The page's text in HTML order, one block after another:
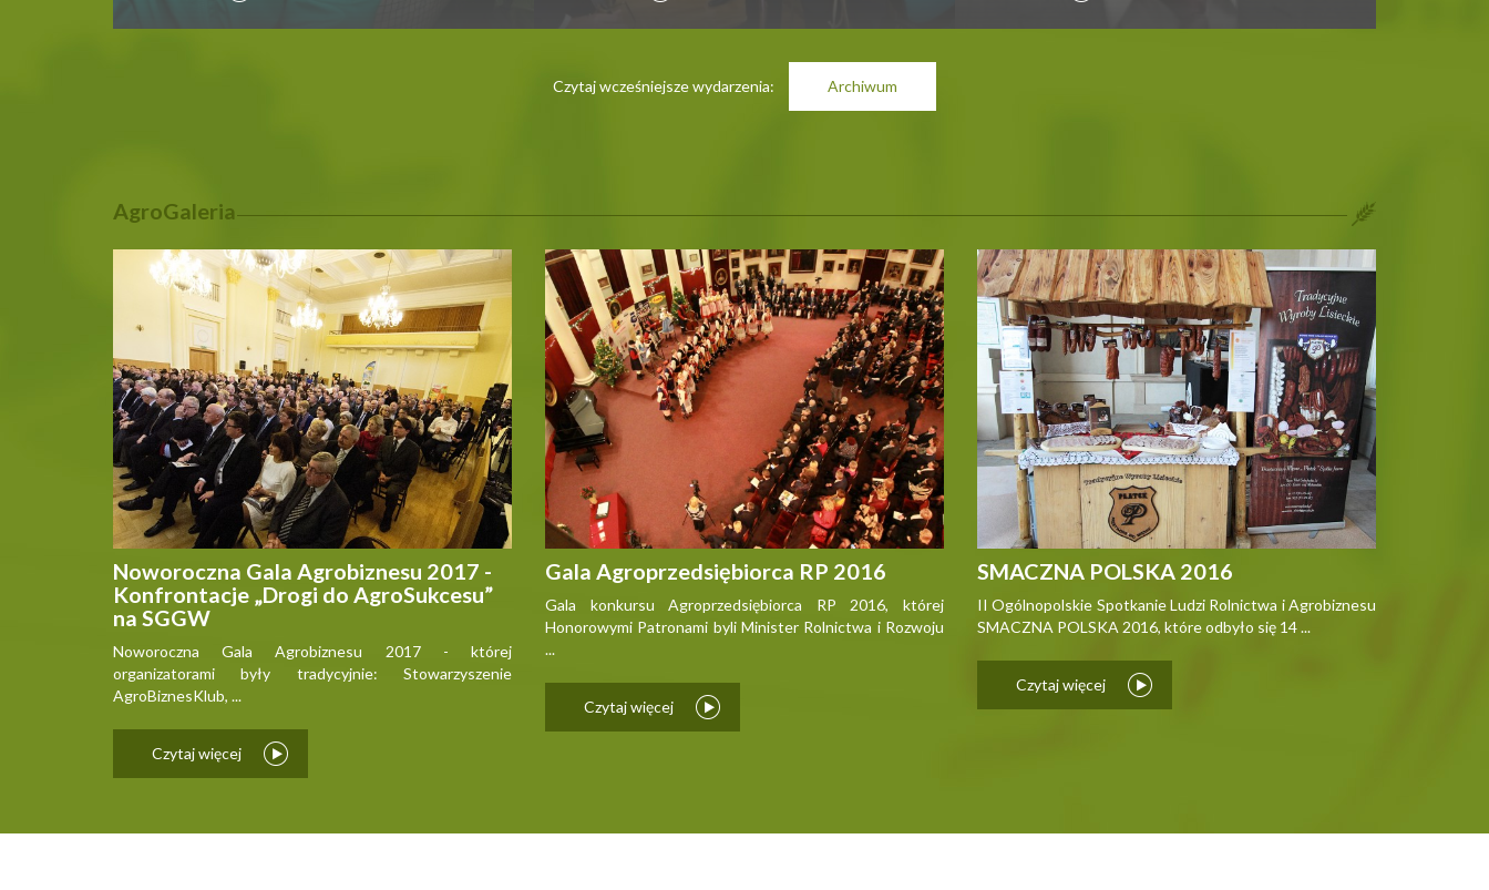
Czytaj wcześniejsze wydarzenia: Archiwum
AgroGaleria
Noworoczna Gala Agrobiznesu 2017 -
Konfrontacje „Drogi do AgroSukcesu”
na SGGW
Noworoczna Gala Agrobiznesu 2017 - której
organizatorami były tradycyjnie: Stowarzyszenie
AgroBiznesKlub, ...
Czytaj więcej
Gala Agroprzedsiębiorca RP 2016
Gala konkursu Agroprzedsiębiorca RP 2016, której
Honorowymi Patronami byli Minister Rolnictwa i Rozwoju
...
Czytaj więcej
SMACZNA POLSKA 2016
II Ogólnopolskie Spotkanie Ludzi Rolnictwa i Agrobiznesu
SMACZNA POLSKA 2016, które odbyło się 14 ...
Czytaj więcej